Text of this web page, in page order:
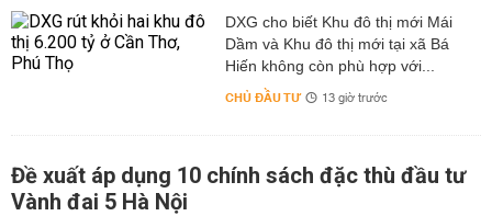
DXG cho biết Khu đô thị mới Mái
Dầm và Khu đô thị mới tại xã Bá
Hiến không còn phù hợp với...
CHỦ ĐẦU TƯ 13 giờ trước
Đề xuất áp dụng 10 chính sách đặc thù đầu tư
Vành đai 5 Hà Nội